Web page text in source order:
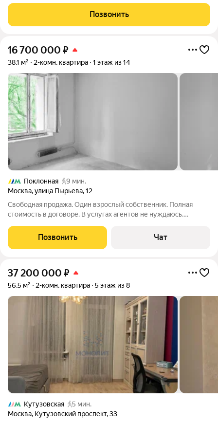
55.6 м, на 11-м этаже 34-этажного монолитного дома премиум-
класса "Поклонная 9", рядом со ст. метро "Парк Победы".
Позвонить
16 700 000 ₽
38,1 м² 2-комн. квартира 1 этаж из 14
Поклонная
9 мин.
Москва,улица Пырьева,12
Свободная продажа. Один взрослый собственник. Полная
стоимость в договоре. В услугах агентов не нуждаюсь.
отделку. Выполнены все самые грязные и пыльные черновые
работы. Стены под финишную
Позвонить Чат
37 200 000 ₽
56,5 м² 2-комн. квартира 5 этаж из 8
Кутузовская
5 мин.
Москва, Кутузовский проспект,33